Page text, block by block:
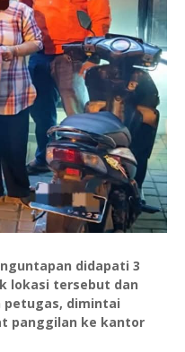
didapati 3
lokasi tersebut dan
petugas, dimintai
panggilan ke kantor